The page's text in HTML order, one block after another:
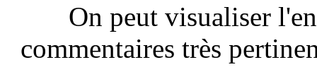
On peut visualiser
commentaires très